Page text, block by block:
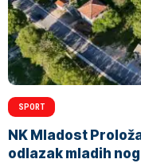
SPORT
NK Mladost
odlazak mladih